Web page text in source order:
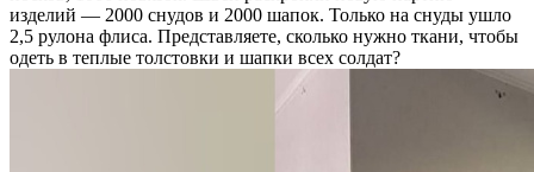
изделий — 2000 снудов и 2000 шапок. Только на снуды ушло
2,5 рулона флиса. Представляете, сколько нужно ткани, чтобы
одеть в теплые толстовки и шапки всех солдат?